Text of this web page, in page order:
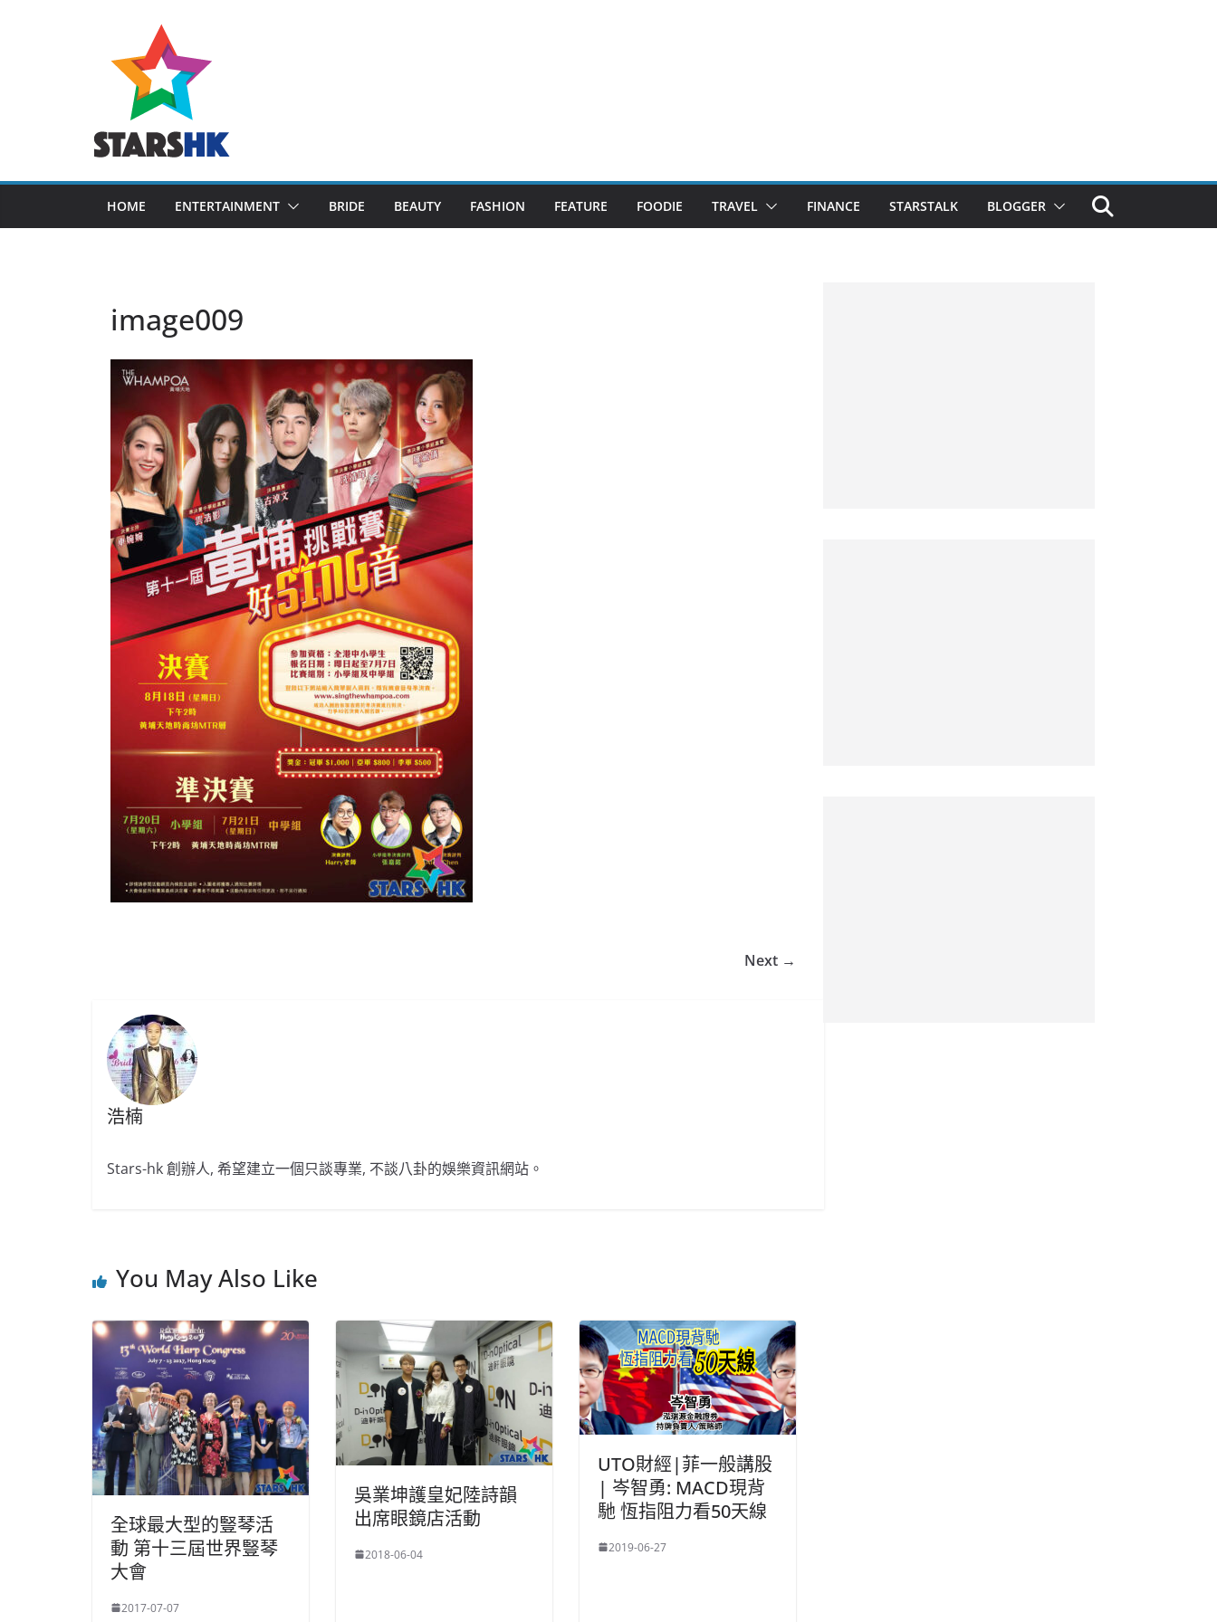
HOME ENTERTAINMENT BRIDE BEAUTY FASHION FEATURE FOODIE TRAVEL FINANCE STARSTALK BLOGGER
image009
Next →
浩楠
Stars-hk 創辦人, 希望建立一個只談專業, 不談八卦的娛樂資訊網站。
You May Also Like
全球最大型的豎琴活
動 第十三屆世界豎琴
大會
2017-07-07
吳業坤護皇妃陸詩韻
出席眼鏡店活動
2018-06-04
UTO財經|菲一般講股
| 岑智勇: MACD現背
馳 恆指阻力看50天線
2019-06-27